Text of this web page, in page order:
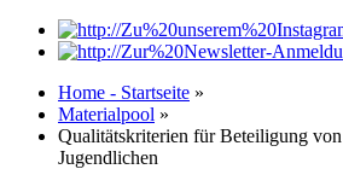
Home - Startseite »
Materialpool »
Qualitätskriterien für Beteiligung
Jugendlichen